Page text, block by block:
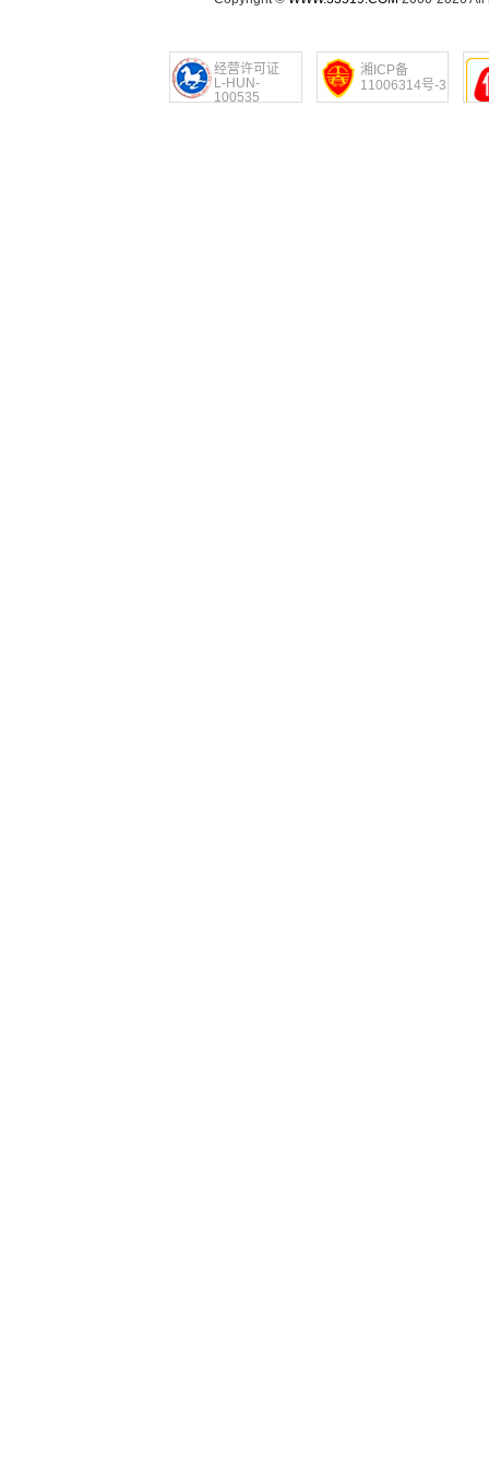
经营许可证
L-HUN-
100535
湘ICP备
11006314号-3